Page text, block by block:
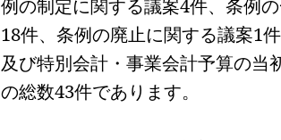
18件、条例の廃止に関する議案1
及び特別会計・事業会計予算の当
の総数43件であります。